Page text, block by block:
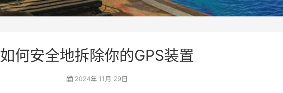
如何安全地拆除你的GPS装置
2024年 11月 29日